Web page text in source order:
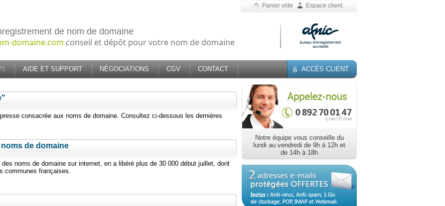
Panier vide Espace client
de nom de domaine
domaine.com conseil et dépôt pour votre nom de domaine
AIDE ET SUPPORT NÉGOCIATIONS CGV CONTACT ACCÈS CLIENT
Notre équipe vous conseille du
lundi au vendredi de 9h à 12h et
de 14h à 18h
consacrée aux noms de domaine. Consultez ci-dessous les dernières
de domaine
des noms de domaine sur internet, en a libéré plus de 30 000 début juillet, dont
communes françaises.